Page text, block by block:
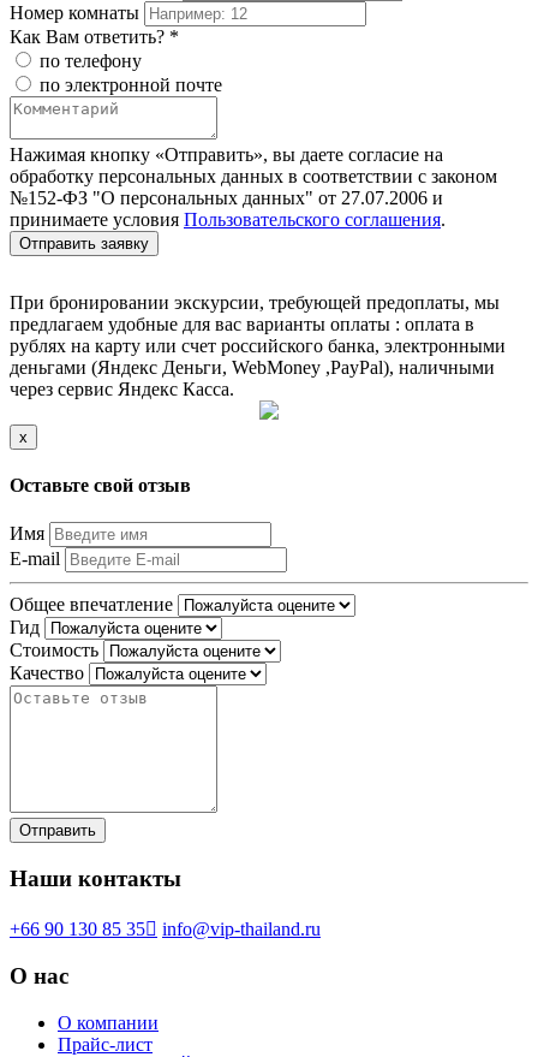
Номер комнаты
Как Вам ответить? *
по телефону
по электронной почте
Нажимая кнопку «Отправить», вы даете согласие на
обработку персональных данных в соответствии с законом
№152-ФЗ "О персональных данных" от 27.07.2006 и
принимаете условия Пользовательского соглашения.
Отправить заявку
При бронировании экскурсии, требующей предоплаты, мы
предлагаем удобные для вас варианты оплаты : оплата в
рублях на карту или счет российского банка, электронными
деньгами (Яндекс Деньги, WebMoney ,PayPal), наличными
через сервис Яндекс Касса.
x
Оставьте свой отзыв
Имя
E-mail
Общее впечатление
Гид
Стоимость
Качество
Наши контакты
+66 90 130 85 35 info@vip-thailand.ru
О нас
О компании
Прайс-лист